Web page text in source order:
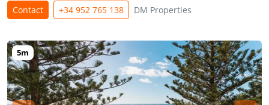
Contact +34 952 765 138 DM Properties